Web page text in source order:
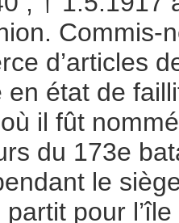
Commis-
d’articles
en état de
il fût
du 173e
le
partit pour